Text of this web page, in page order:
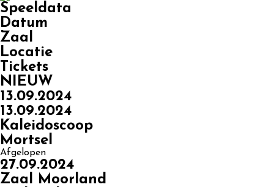
Speeldata
Datum
Zaal
Locatie
Tickets
NIEUW
13.09.2024
13.09.2024
Kaleidoscoop
Mortsel
Afgelopen
27.09.2024
Zaal Moorland